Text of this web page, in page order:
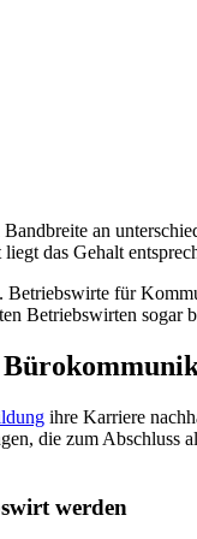
an
das Gehalt
Betriebswirte für
Betriebswirten sogar
ihre Karriere
die zum Abschluss
werden